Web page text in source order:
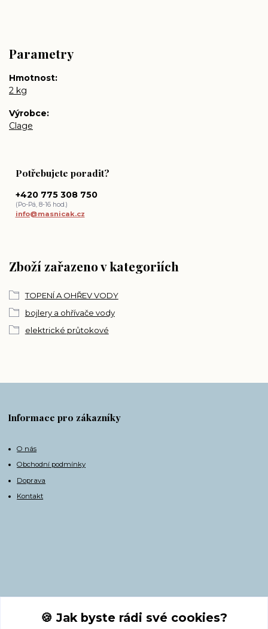
Parametry
Hmotnost
2 kg
Výrobce
Clage
Zboží zařazeno v kategoriích
TOPENÍ A OHŘEV VODY
bojlery a ohřívače vody
elektrické průtokové
Potřebujete poradit?
+420 775 308 750
(Po-Pá, 8-16 hod.)
info@masnicak.cz
Informace pro zákazníky
O nás
Obchodní podmínky
Doprava
Kontakt
Kontakty🍪 Jak byste rádi své cookies?